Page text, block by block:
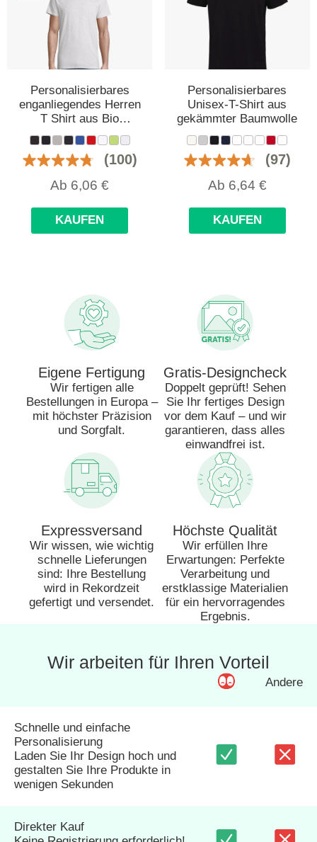
Personalisierbares
enganliegendes Herren
T Shirt aus Bio
Baumwolle
(100)
Ab 6,06 €
KAUFEN
Personalisierbares
Unisex-T-Shirt aus
gekämmter Baumwolle
(97)
Ab 6,64 €
KAUFEN
Eigene Fertigung
Wir fertigen alle
Bestellungen in Europa –
mit höchster Präzision
und Sorgfalt.
Gratis-Designcheck
Doppelt geprüft! Sehen
Sie Ihr fertiges Design
vor dem Kauf – und wir
garantieren, dass alles
einwandfrei ist.
Expressversand
Wir wissen, wie wichtig
schnelle Lieferungen
sind: Ihre Bestellung
wird in Rekordzeit
gefertigt und versendet.
Höchste Qualität
Wir erfüllen Ihre
Erwartungen: Perfekte
Verarbeitung und
erstklassige Materialien
für ein hervorragendes
Ergebnis.
Wir arbeiten für Ihren Vorteil
Andere
Schnelle und einfache
Personalisierung
Laden Sie Ihr Design hoch und
gestalten Sie Ihre Produkte in
wenigen Sekunden
Direkter Kauf